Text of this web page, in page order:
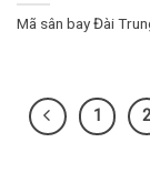
Mã sân bay Đài
1